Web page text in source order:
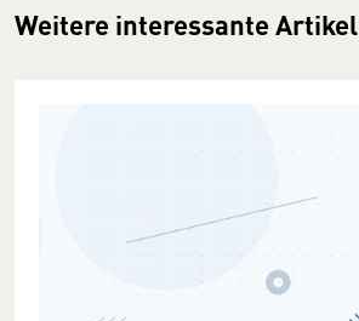
Weitere interessante Artikel